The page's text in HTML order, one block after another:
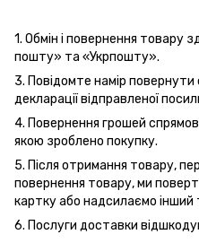
1. Обмін і повернення товару
пошту» та «Укрпошту».
3. Повідомте намір
декларації відправленої
4. Повернення грошей
якою зроблено покупку.
5. Після отримання товару,
повернення товару, ми
картку або надсилаємо інший
6. Послуги доставки